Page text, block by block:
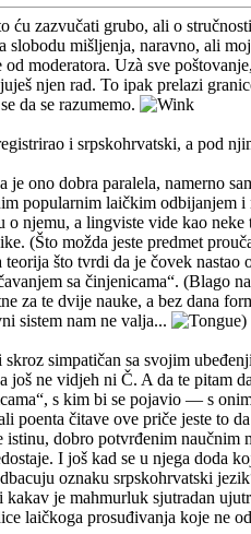
ću zazvučati grubo, ali o
slobodu mišljenja, naravno, ali
od moderatora. Uzà sve
njen rad. To ipak prelazi
da se razumemo.
i srpskohrvatski, a pod
je ono dobra paralela, namerno
popularnim laičkim odbijanjem
o njemu, a lingviste vide kao
(Što možda jeste predmet
teorija što tvrdi da je čovek nastao
sa činjenicama“. (Blago
za te dvije nauke, a bez dana
sistem nam ne valja...
)
skroz simpatičan sa svojim
još ne vidjeh ni Č. A da te pitam
s kim bi se pojavio — s
poenta čitave ove priče jeste to
istinu, dobro potvrđenim naučnim
I još kad se u njega doda
oznaku srpskohrvatski
kakav je mahmurluk sjutradan
laičkoga prosuđivanja koje ne